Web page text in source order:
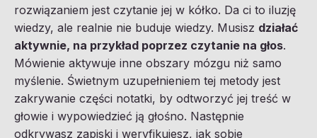
rozwiązaniem jest czytanie jej w kółko. Da ci to iluzję
wiedzy, ale realnie nie buduje wiedzy. Musisz działać
aktywnie, na przykład poprzez czytanie na głos.
Mówienie aktywuje inne obszary mózgu niż samo
myślenie. Świetnym uzupełnieniem tej metody jest
zakrywanie części notatki, by odtworzyć jej treść w
głowie i wypowiedzieć ją głośno. Następnie
odkrywasz zapiski i weryfikujesz, jak sobie